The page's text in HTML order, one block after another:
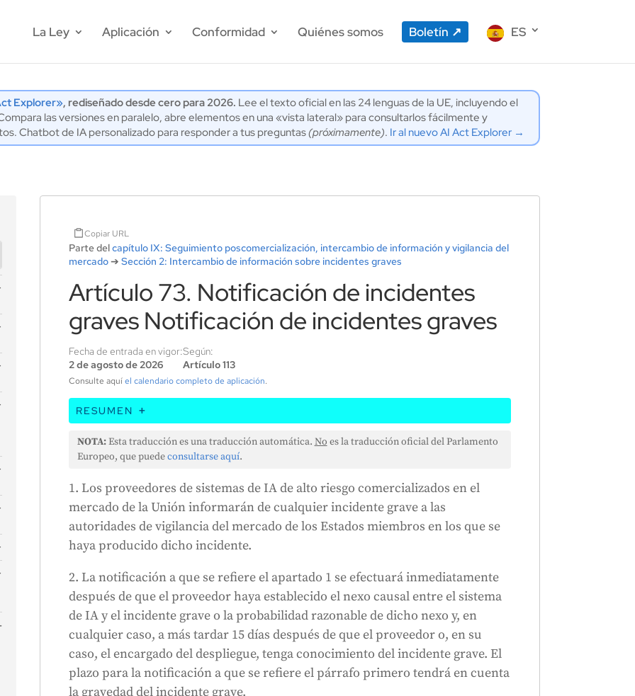
La Ley Aplicación Conformidad Quiénes somos Boletín ES
Explorer», rediseñado desde cero para 2026. Lee el texto oficial en las 24 lenguas de la UE, incluyendo el
las versiones en paralelo, abre elementos en una «vista lateral» para consultarlos fácilmente y
Chatbot de IA personalizado para responder a tus preguntas(próximamente). Ir al nuevo AI Act Explorer →
Copiar URL
Parte delcapítulo IX: Seguimiento poscomercialización, intercambio de información y vigilancia del
mercado➔ Sección 2: Intercambio de información sobre incidentes graves
Artículo 73. Notificación de incidentes
graves Notificación de incidentes graves
Fecha de entrada en vigor:
2 de agosto de 2026
Según:
Artículo 113
Consulte aquíel calendario completo de aplicación.
RESUMEN
Este artículo establece que las empresas que proporcionan sistemas de IA
de alto riesgo deben informar de cualquier incidente grave a las
tan pronto como sepan que existe un vínculo entre su sistema de IA y el
incidente, o si hay muchas probabilidades de que exista un vínculo. Deben
informar en un plazo de 15 días tras conocer el incidente. Si el incidente es
muy grave o generalizado, deben notificarlo en un plazo de dos días. Si
muere alguien, deben informar en un plazo de 10 días. Pueden presentar
un informe inicial incompleto si es necesario, pero deben hacer un
seguimiento con un informe completo. También deben investigar el
incidente y colaborar con las autoridades. Las autoridades tomarán las
medidas oportunas en un plazo de siete días.
Generado porCLaiRK, editado por nosotros.
NOTA:Esta traducción es una traducción automática. No es la traducción oficial del Parlamento
Europeo, que puedeconsultarse aquí.
1. Los proveedores de sistemas de IA de alto riesgo comercializados en el
mercado de la Unión informarán de cualquier incidente grave a las
autoridades de vigilancia del mercado de los Estados miembros en los que se
haya producido dicho incidente.
2. La notificación a que se refiere el apartado 1 se efectuará inmediatamente
después de que el proveedor haya establecido el nexo causal entre el sistema
de IA y el incidente grave o la probabilidad razonable de dicho nexo y, en
cualquier caso, a más tardar 15 días después de que el proveedor o, en su
caso, el encargado del despliegue, tenga conocimiento del incidente grave. El
plazo para la notificación a que se refiere el párrafo primero tendrá en cuenta
la gravedad del incidente grave.